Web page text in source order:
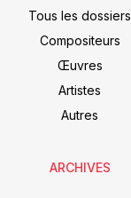
Tous les dossiers
Compositeurs
Œuvres
Artistes
Autres
ARCHIVES